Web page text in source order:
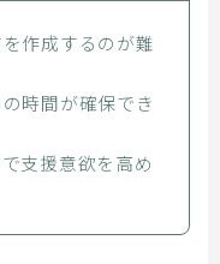
作成するのが難
時間が確保でき
支援意欲を高め